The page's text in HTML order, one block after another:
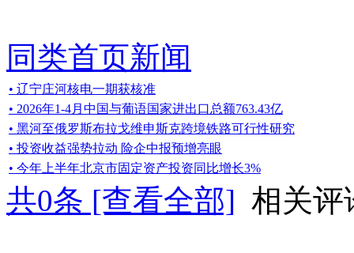
同类首页新闻
• 辽宁庄河核电一期获核准
• 2026年1-4月中国与葡语国家进出口总额763.43亿
• 黑河至俄罗斯布拉戈维申斯克跨境铁路可行性研究
• 投资收益强势拉动 险企中报预增亮眼
• 今年上半年北京市固定资产投资同比增长3%
共0条 [查看全部] 相关评